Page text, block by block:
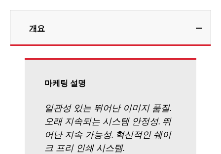
개요
마케팅 설명
일관성 있는 뛰어난 이미지 품질.
오래 지속되는 시스템 안정성. 뛰
어난 지속 가능성. 혁신적인 쉐이
크 프리 인쇄 시스템.